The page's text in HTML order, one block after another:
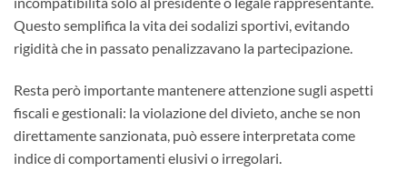
Questo semplifica la vita dei sodalizi sportivi, evitando
rigidità che in passato penalizzavano la partecipazione.
Resta però importante mantenere attenzione sugli aspetti
fiscali e gestionali: la violazione del divieto, anche se non
direttamente sanzionata, può essere interpretata come
indice di comportamenti elusivi o irregolari.